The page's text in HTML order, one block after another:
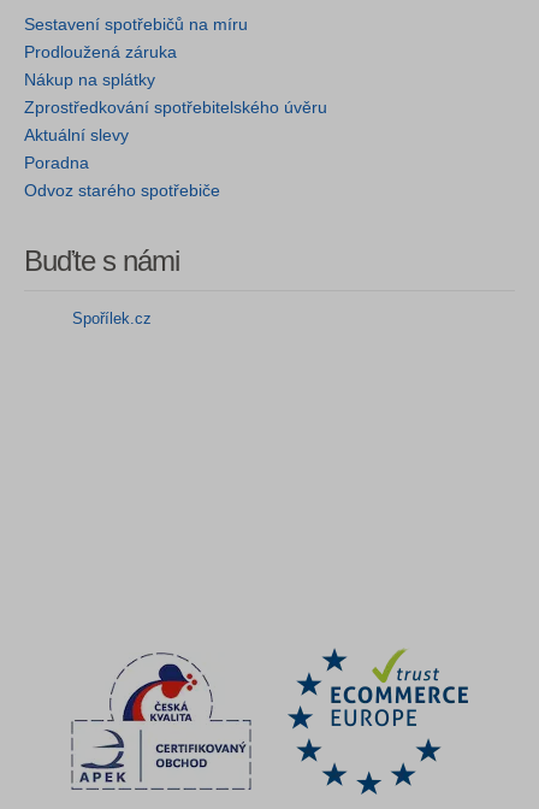
Sestavení spotřebičů na míru
Prodloužená záruka
Nákup na splátky
Zprostředkování spotřebitelského úvěru
Aktuální slevy
Poradna
Odvoz starého spotřebiče
Buďte s námi
Spořílek.cz